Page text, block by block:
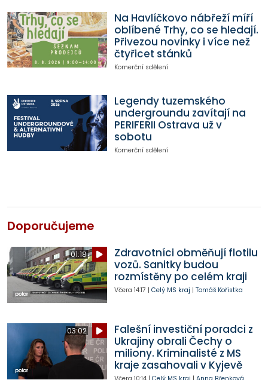
Na Havlíčkovo nábřeží míří
oblíbené Trhy, co se hledají.
Přivezou novinky i více než
čtyřicet stánků
Komerční sdělení
Legendy tuzemského
undergroundu zavítají na
PERIFERII Ostrava už v
sobotu
Komerční sdělení
Doporučujeme
01:18
Zdravotníci obměňují flotilu
vozů. Sanitky budou
rozmístěny po celém kraji
Včera 14:17 | Celý MS kraj | Tomáš Kořistka
03:02
Falešní investiční poradci z
Ukrajiny obrali Čechy o
miliony. Kriminalisté z MS
kraje zasahovali v Kyjevě